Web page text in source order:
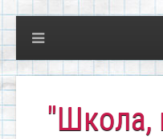
в